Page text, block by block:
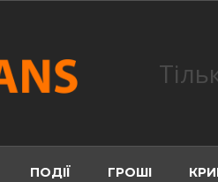
ПОДІЇ ГРОШІ